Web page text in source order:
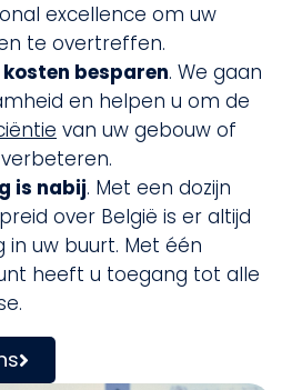
excellence om uw
te overtreffen.
besparen. We gaan
en helpen u om de
van uw gebouw of
is nabij. Met een dozijn
over België is er altijd
in uw buurt. Met één
heeft u toegang tot alle